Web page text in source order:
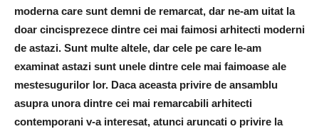
moderna care sunt demni de remarcat, dar ne-am uitat la
doar cincisprezece dintre cei mai faimosi arhitecti moderni
de astazi. Sunt multe altele, dar cele pe care le-am
examinat astazi sunt unele dintre cele mai faimoase ale
mestesugurilor lor. Daca aceasta privire de ansamblu
asupra unora dintre cei mai remarcabili arhitecti
contemporani v-a interesat, atunci aruncati o privire la